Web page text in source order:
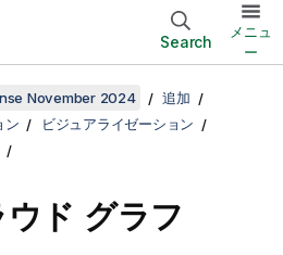
Search
メニュ
ー
November 2024
追加
ン
ビジュアライゼーション
ド グラフ